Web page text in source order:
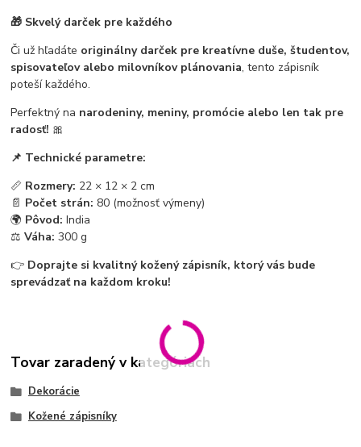
🎁 Skvelý darček pre každého
Či už hľadáte originálny darček pre kreatívne duše, študentov,
spisovateľov alebo milovníkov plánovania, tento zápisník
poteší každého.
Perfektný na narodeniny, meniny, promócie alebo len tak pre
radosť! 🎀
📌 Technické parametre:
📏 Rozmery: 22 × 12 × 2 cm
📄 Počet strán: 80 (možnosť výmeny)
🌍 Pôvod: India
⚖️Váha: 300 g
👉 Doprajte si kvalitný kožený zápisník, ktorý vás bude
sprevádzať na každom kroku!
Tovar zaradený v kategóriách
Dekorácie
Kožené zápisníky